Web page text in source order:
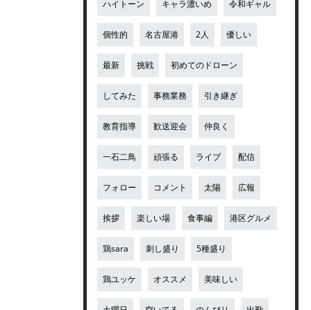
ハイトーン キャラ濃いめ 令和ギャル
個性的 名古屋港 2人 優しい
最新 挑戦 初めてのドローン
してみた 事務業務 引き継ぎ
教育指導 歓送迎会 仲良く
一石二鳥 頑張る ライブ 配信
フォロー コメント 太陽 広報
挨拶 楽しい場 食事編 港区グルメ
鶏sara 刺し盛り 5種盛り
鶏ユッケ オススメ 美味しい